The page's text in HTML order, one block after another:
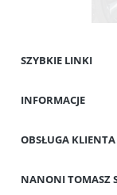
SZYBKIE LINKI
INFORMACJE
OBSŁUGA KLIENTA
NANONI TOMASZ